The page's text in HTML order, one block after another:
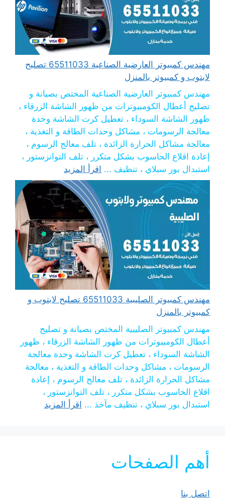
مهندس كمبيوتر العارضية الصناعية 65511033 تصليح
لابتوب و كمبيوتر بالمنزل
مهندس كمبيوتر العارضية الصناعية المختص بصيانة و
تصليح أعطال الكومبيوترات من ظهور الشاشة الزرقاء ،
ظهور الشاشة السوداء ، تعطيل كرت الشاشة وحدة
معالجة الرسومات ، مشاكل وحدات الطاقة و التغذية ،
معالجة مشاكل الحرارة الزائدة ، تلف معالج الرسوم ،
إعادة اقلاع الحاسوب بشكل متكرر ، تلف التوانزستور ،
استبدال بور سبلاي ، تنظيف ... اقرأ المزيد
مهندس كمبيوتر الصليبية 65511033 تصليح لابتوب و
كمبيوتر بالمنزل
مهندس كمبيوتر الصليبية المختص بصيانة و تصليح
أعطال الكومبيوترات من ظهور الشاشة الزرقاء ، ظهور
الشاشة السوداء ، تعطيل كرت الشاشة وحدة معالجة
الرسومات ، مشاكل وحدات الطاقة و التغذية ، معالجة
مشاكل الحرارة الزائدة ، تلف معالج الرسوم ، إعادة
اقلاع الحاسوب بشكل متكرر ، تلف التوانزستور ،
استبدال بور سبلاي ، تنظيف مآخذ ... اقرأ المزيد
أهم الصفحات
اتصل بنا